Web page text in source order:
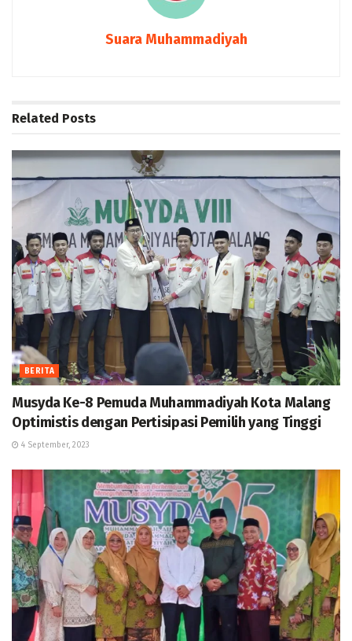
Suara Muhammadiyah
Related Posts
BERITA
Musyda Ke-8 Pemuda Muhammadiyah Kota Malang
Optimistis dengan Pertisipasi Pemilih yang Tinggi
4 September, 2023